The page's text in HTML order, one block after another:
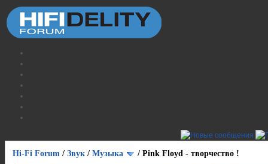
Hi-Fi Forum / Звук / Музыка / Pink Floyd - творчество !